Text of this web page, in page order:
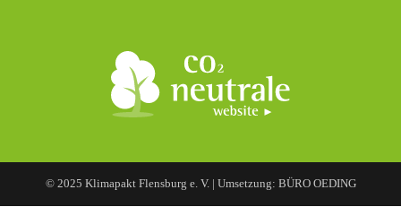
© 2025 Klimapakt Flensburg e. V. | Umsetzung: BÜRO OEDING